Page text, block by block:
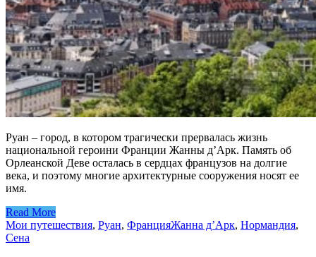
Руан – город, в котором трагически прервалась жизнь
национальной героини Франции Жанны д’Арк. Память об
Орлеанской Деве осталась в сердцах французов на долгие
века, и поэтому многие архитектурные сооружения носят ее
имя.
Read More
Мои путешествия, Руан, ФранцияЖанна д’Арк, Нормандия,
Сена